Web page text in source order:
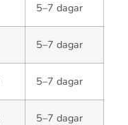
5–7 dagar
5–7 dagar
5–7 dagar
5–7 dagar